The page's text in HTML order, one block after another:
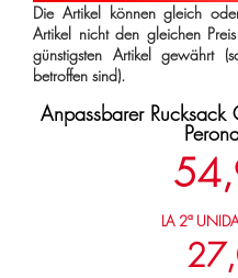
Die Artikel können gleich
Artikel nicht den gleichen
günstigsten Artikel gewährt
betroffen sind).
Anpassbarer
LA 2ª